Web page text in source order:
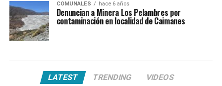
COMUNALES hace 6 años
Denuncian a Minera Los Pelambres por
contaminación en localidad de Caimanes
LATEST TRENDING VIDEOS